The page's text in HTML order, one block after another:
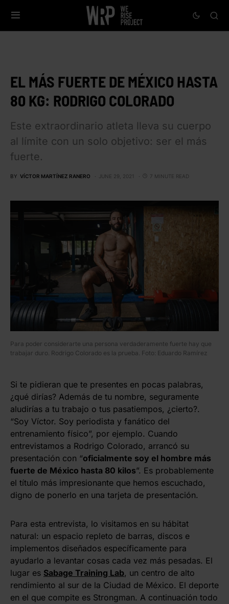
EL MÁS FUERTE DE MÉXICO HASTA
80 KG: RODRIGO COLORADO
Este extraordinario atleta lleva su cuerpo
al límite con un solo objetivo: ser el más
fuerte.
BY VÍCTOR MARTÍNEZ RANERO JUNE 29, 2021 7 MINUTE READ
Para poder considerarte una persona verdaderamente fuerte hay que
trabajar duro. Rodrigo Colorado es la prueba. Foto: Eduardo Ramírez
Si te pidieran que te presentes en pocas palabras,
¿qué dirías? Además de tu nombre, seguramente
aludirías a tu trabajo o tus pasatiempos, ¿cierto?.
“Soy Víctor. Soy periodista y fanático del
entrenamiento físico”, por ejemplo. Cuando
entrevistamos a Rodrigo Colorado, arrancó su
presentación con “oficialmente soy el hombre más
fuerte de México hasta 80 kilos”. Es probablemente
el título más impresionante que hemos escuchado,
digno de ponerlo en una tarjeta de presentación.
Para esta entrevista, lo visitamos en su hábitat
natural: un espacio repleto de barras, discos e
implementos diseñados específicamente para
ayudarlo a levantar cosas cada vez más pesadas. El
lugar es Sabage Training Lab, un centro de alto
rendimiento al sur de la Ciudad de México. El deporte
en el que compite es Strongman. A continuación todo